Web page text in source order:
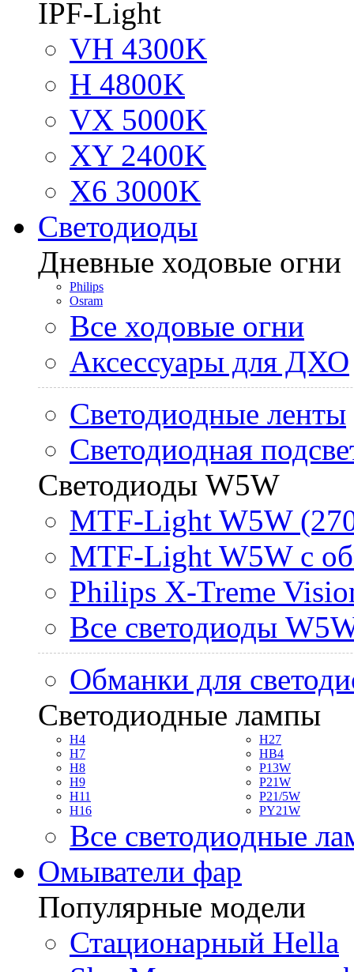
IPF-Light
VH 4300K
H 4800K
VX 5000K
XY 2400K
X6 3000K
Светодиоды
Дневные ходовые огни
Philips
Osram
Все ходовые огни
Аксессуары для ДХО
Светодиодные ленты
Светодиодная
Светодиоды W5W
MTF-Light W5W
MTF-Light W5W с
Philips X-Treme
Все светодиоды
Обманки для
Светодиодные лампы
H4
H7
H8
H9
H11
H16
H27
HB4
P13W
P21W
P21/5W
PY21W
Все светодиодные
Омыватели фар
Популярные модели
Стационарный Hella